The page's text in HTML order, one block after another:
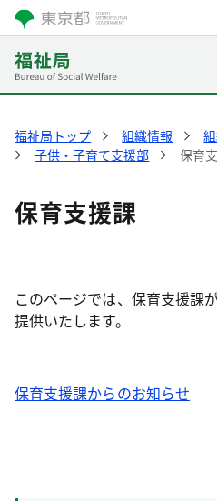
福祉局トップ 組織情報
子供・子育て支援部
保育
保育支援課
このページでは、保育支援課
提供いたします。
保育支援課からのお知らせ